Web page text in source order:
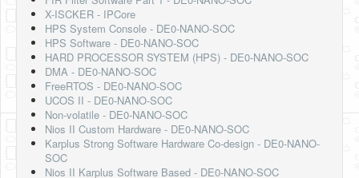
X-ISCKER - IPCore
HPS System Console - DE0-NANO-SOC
HPS Software - DE0-NANO-SOC
HARD PROCESSOR SYSTEM (HPS) - DE0-NANO-SOC
DMA - DE0-NANO-SOC
FreeRTOS - DE0-NANO-SOC
UCOS II - DE0-NANO-SOC
Non-volatile - DE0-NANO-SOC
Nios II Custom Hardware - DE0-NANO-SOC
Karplus Strong Software Hardware Co-design - DE0-NANO-
SOC
Nios II Karplus Software Based - DE0-NANO-SOC